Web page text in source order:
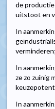
de
uitstoot en
In
verminderen;
In
ze zo zuinig
In